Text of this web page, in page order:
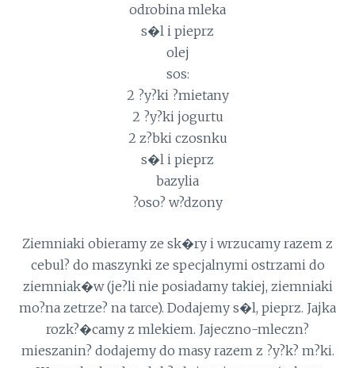
odrobina mleka
s�l i pieprz
olej
sos:
2 ?y?ki ?mietany
2 ?y?ki jogurtu
2 z?bki czosnku
s�l i pieprz
bazylia
?oso? w?dzony
Ziemniaki obieramy ze sk�ry i wrzucamy razem z
cebul? do maszynki ze specjalnymi ostrzami do
ziemniak�w (je?li nie posiadamy takiej, ziemniaki
mo?na zetrze? na tarce). Dodajemy s�l, pieprz. Jajka
rozk?�camy z mlekiem. Jajeczno-mleczn?
mieszanin? dodajemy do masy razem z ?y?k? m?ki.